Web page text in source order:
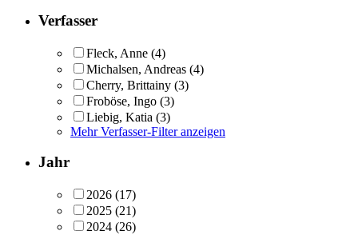
Verfasser
Fleck, Anne (4)
Michalsen, Andreas (4)
Cherry, Brittainy (3)
Froböse, Ingo (3)
Liebig, Katia (3)
Mehr Verfasser-Filter anzeigen
Jahr
2026 (17)
2025 (21)
2024 (26)